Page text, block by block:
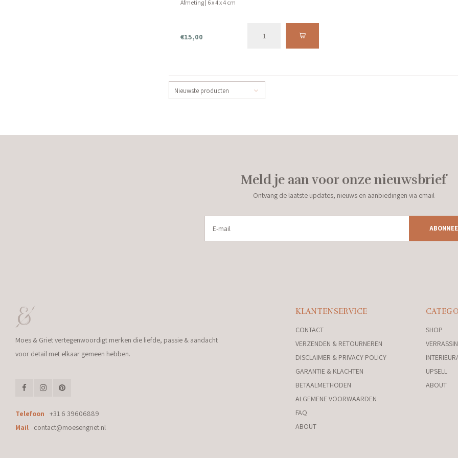
Afmeting | 6 x 4 x 4 cm
€15,00
Nieuwste producten
Meld je aan voor onze nieuwsbrief
Ontvang de laatste updates, nieuws en aanbiedingen via email
Moes & Griet vertegenwoordigt merken die liefde, passie & aandacht
voor detail met elkaar gemeen hebben.
Telefoon
+31 6 39606889
Mail
contact@moesengriet.nl
KLANTENSERVICE
CONTACT
VERZENDEN & RETOURNEREN
DISCLAIMER & PRIVACY POLICY
GARANTIE & KLACHTEN
BETAALMETHODEN
ALGEMENE VOORWAARDEN
FAQ
ABOUT
SHOP
UPSELL
ABOUT